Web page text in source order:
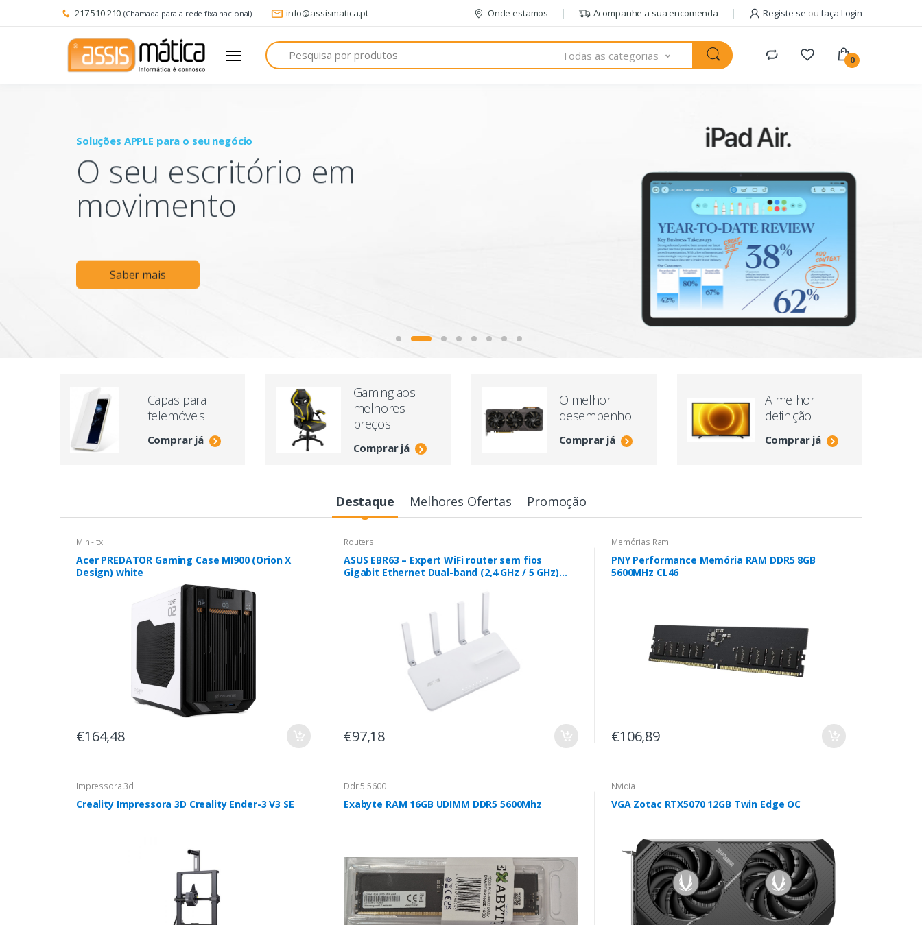
217 510 210 (Chamada para a rede fixa nacional) info@assismatica.pt Onde estamos Acompanhe a sua encomenda Registe-se oufaça Login
Pesquisa
Todas as categorias 0
Soluções APPLE para o seu negócio
O seu escritório em
movimento
Saber mais
Capas para
telemóveis
Comprar já
Gaming aos
melhores
preços
Comprar já
O melhor
desempenho
Comprar já
A melhor
definição
Comprar já
Destaque Melhores Ofertas Promoção
Mini-itx
Acer PREDATOR Gaming Case MI900 (Orion X
Design) white
€164,48
Routers
ASUS EBR63 – Expert WiFi router sem fios
Gigabit Ethernet Dual-band (2,4 GHz / 5 GHz)
€97,18
Memórias Ram
PNY Performance Memória RAM DDR5 8GB
5600MHz CL46
€106,89
Impressora 3d
Creality Impressora 3D Creality Ender-3 V3 SE
Ddr 5 5600
Exabyte RAM 16GB UDIMM DDR5 5600Mhz
Nvidia
VGA Zotac RTX5070 12GB Twin Edge OC